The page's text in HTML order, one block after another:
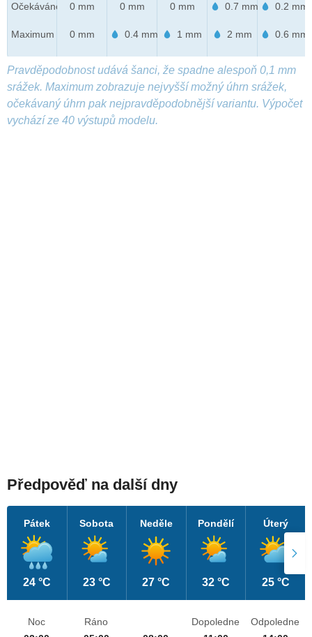
Očekáváno
Maximum
0 mm
0 mm
0 mm
0.4 mm
0 mm
1 mm
0.7 mm
2 mm
0.2 mm
0.6 mm
Pravděpodobnost udává šanci, že spadne alespoň 0,1 mm
srážek. Maximum zobrazuje nejvyšší možný úhrn srážek,
očekávaný úhrn pak nejpravděpodobnější variantu. Výpočet
vychází ze 40 výstupů modelu.
Předpověď na další dny
Pátek
24 °C
Sobota
23 °C
Neděle
27 °C
Pondělí
32 °C
Úterý
25 °C
Noc
Ráno
Dopoledne
Odpoledne